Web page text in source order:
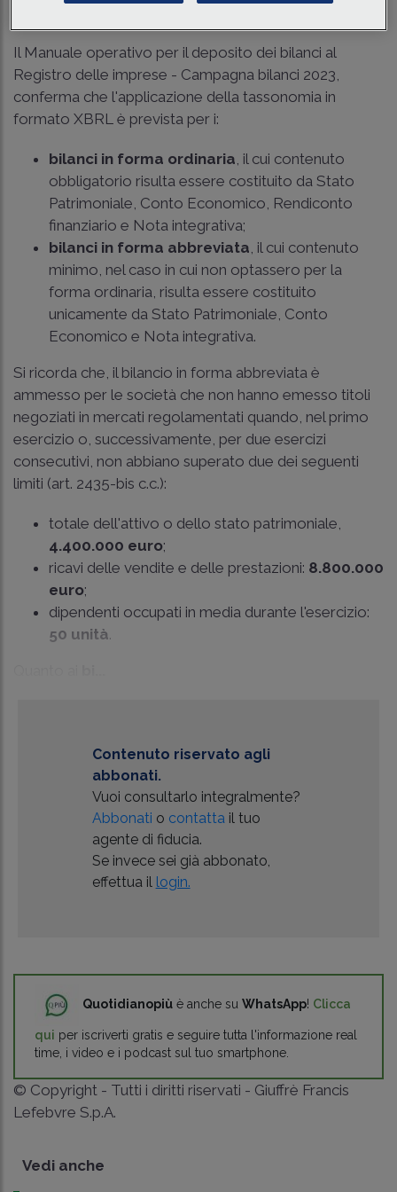
Il Manuale operativo per il deposito dei bilanci al
Registro delle imprese - Campagna bilanci 2023,
conferma che l'applicazione della tassonomia in
formato XBRL è prevista per i:
bilanci in forma ordinaria , il cui contenuto
obbligatorio risulta essere costituito da Stato
Patrimoniale, Conto Economico, Rendiconto
finanziario e Nota integrativa;
bilanci in forma abbreviata , il cui contenuto
minimo, nel caso in cui non optassero per la
forma ordinaria, risulta essere costituito
unicamente da Stato Patrimoniale, Conto
Economico e Nota integrativa.
Si ricorda che, il bilancio in forma abbreviata è
ammesso per le società che non hanno emesso titoli
negoziati in mercati regolamentati quando, nel primo
esercizio o, successivamente, per due esercizi
consecutivi, non abbiano superato due dei seguenti
limiti (art. 2435-bis c.c.):
totale dell'attivo o dello stato patrimoniale,
4.400.000 euro;
ricavi delle vendite e delle prestazioni: 8.800.000
euro;
dipendenti occupati in media durante l'esercizio:
50 unità.
Contenuto riservato agli
abbonati.
Vuoi consultarlo integralmente?
Abbonati o contatta il tuo
agente di fiducia.
Se invece sei già abbonato,
effettua il login.
Quotidianopiù è anche su WhatsApp! Clicca
qui per iscriverti gratis e seguire tutta l'informazione real
time, i video e i podcast sul tuo smartphone.
© Copyright - Tutti i diritti riservati - Giuffrè Francis
Lefebvre S.p.A.
Vedi anche